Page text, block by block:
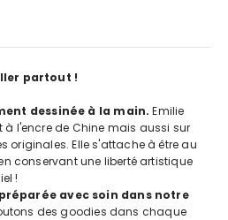
partout !
dessinée à la main.Emilie
à l'encre de Chine mais aussi sur
originales. Elle s'attache à être au
conservant une liberté artistique
!
avec soin dans notre
des goodies dans chaque